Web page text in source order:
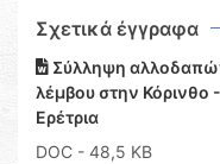
Σχετικά έγγραφα
Σύλληψη
λέμβου στην Κόρινθο
Ερέτρια
DOC - 48,5 KB